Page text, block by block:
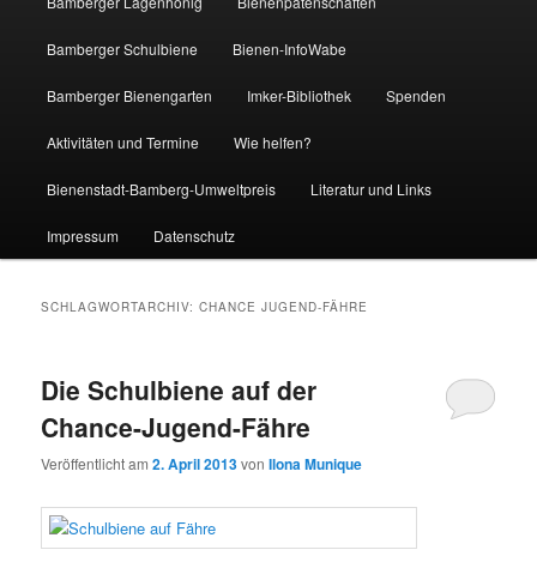
Bamberger Schulbiene Bienen-InfoWabe
Bamberger Bienengarten Imker-Bibliothek Spenden
Aktivitäten und Termine Wie helfen?
Bienenstadt-Bamberg-Umweltpreis Literatur und Links
Impressum Datenschutz
SCHLAGWORTARCHIV:CHANCE JUGEND-FÄHRE
Die Schulbiene auf der
Chance-Jugend-Fähre
Veröffentlicht am2. April 2013vonIlona Munique